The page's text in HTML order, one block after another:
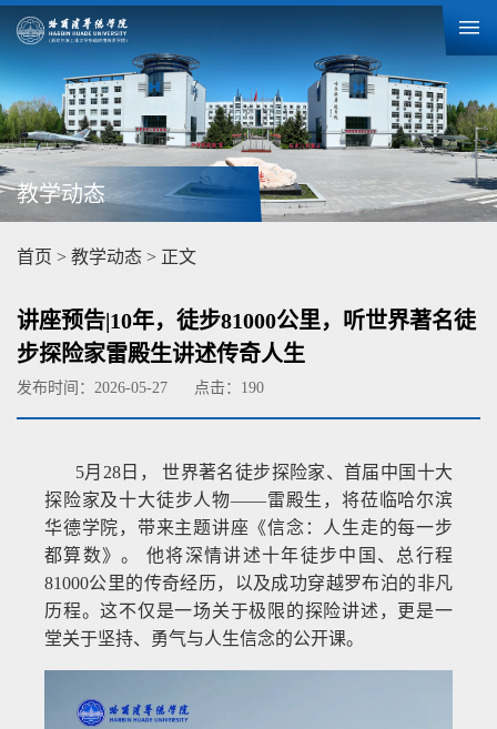
教学动态
首页 > 教学动态 > 正文
讲座预告|10年，徒步81000公里，听世界著名徒
步探险家雷殿生讲述传奇人生
发布时间：2026-05-27 点击： 190
5月28日， 世界著名徒步探险家、首届中国十大
探险家及十大徒步人物——雷殿生，将莅临哈尔滨
华德学院，带来主题讲座《信念：人生走的每一步
都算数》。 他将深情讲述十年徒步中国、总行程
81000公里的传奇经历，以及成功穿越罗布泊的非凡
历程。这不仅是一场关于极限的探险讲述，更是一
堂关于坚持、勇气与人生信念的公开课。